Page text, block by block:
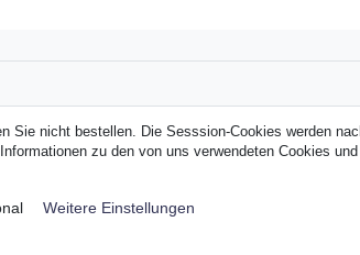
Widerrufs­recht Widerrufs­formular
Sie nicht bestellen. Die Sesssion-Cookies werden
zu den von uns verwendeten Cookies
Weitere Einstellungen